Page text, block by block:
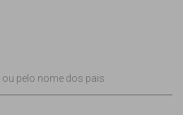
pelo nome dos pais